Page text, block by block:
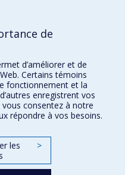
physique
de
d’améliorer et de
Certains témoins
fonctionnement et la
enregistrent vos
consentez à notre
répondre à vos besoins.
les
>